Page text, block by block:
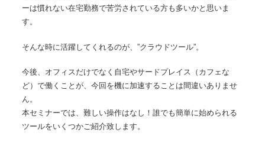
ーは慣れない在宅勤務で苦労されている方も多いかと思いま
す。
そんな時に活躍してくれるのが、”クラウドツール”。
今後、オフィスだけでなく自宅やサードプレイス（カフェな
ど）で働くことが、今回を機に加速することは間違いありませ
ん。
本セミナーでは、難しい操作はなし！誰でも簡単に始められる
ツールをいくつかご紹介致します。